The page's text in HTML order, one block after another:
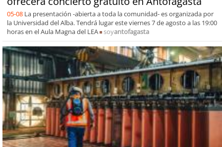
05-08 La presentación -abierta a toda la comunidad- es organizada por
la Universidad del Alba. Tendrá lugar este viernes 7 de agosto a las 19:00
horas en el Aula Magna del LEA
soyantofagasta